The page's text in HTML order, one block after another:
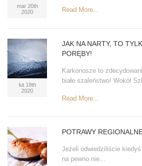
mar 20th
2020
Read More...
lut 18th
2020
JAK NA NARTY, TO
PORĘBY!
Karkonosze to
białe szaleństwo! Wokół
Read More...
POTRAWY
Jeżeli odwiedziliście
na pewno nie...